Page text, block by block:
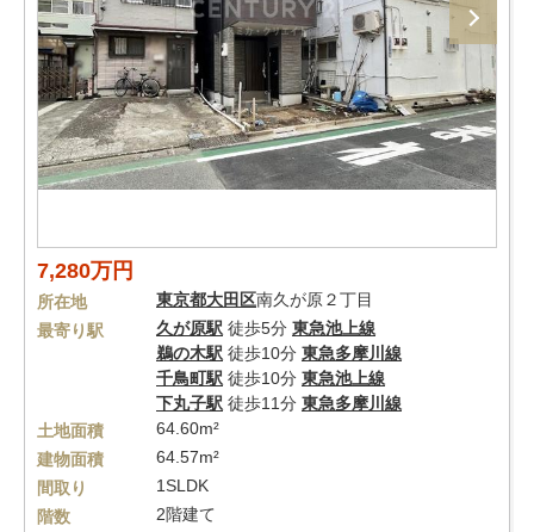
7,280万円
所在地 東京都大田区南久が原２丁目
最寄り駅
久が原駅 徒歩5分 東急池上線
鵜の木駅 徒歩10分 東急多摩川線
千鳥町駅 徒歩10分 東急池上線
下丸子駅 徒歩11分 東急多摩川線
土地面積
64.60m²
建物面積
64.57m²
間取り
1SLDK
階数
2階建て